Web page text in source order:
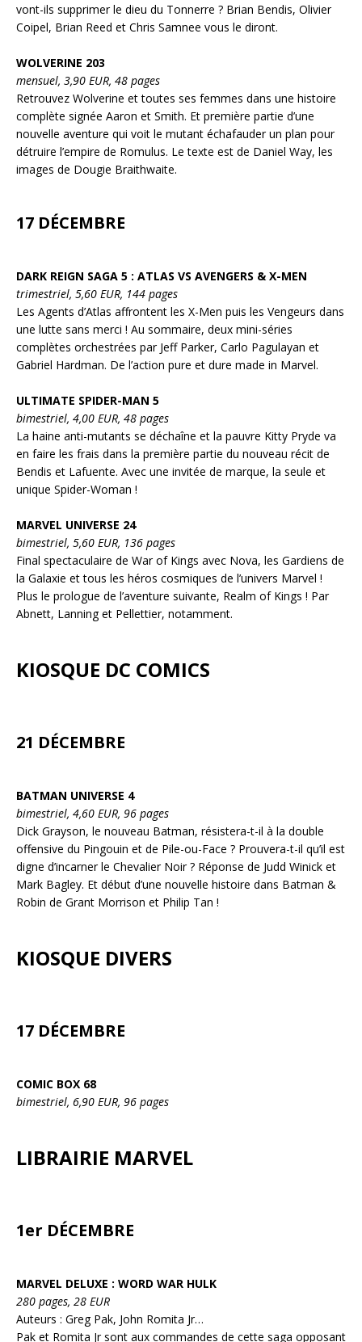
vont-ils supprimer le dieu du Tonnerre ? Brian Bendis, Olivier
Coipel, Brian Reed et Chris Samnee vous le diront.
WOLVERINE 203
mensuel, 3,90 EUR, 48 pages
Retrouvez Wolverine et toutes ses femmes dans une histoire
complète signée Aaron et Smith. Et première partie d’une
nouvelle aventure qui voit le mutant échafauder un plan pour
détruire l’empire de Romulus. Le texte est de Daniel Way, les
images de Dougie Braithwaite.
17 DÉCEMBRE
DARK REIGN SAGA 5 : ATLAS VS AVENGERS & X-MEN
trimestriel, 5,60 EUR, 144 pages
Les Agents d’Atlas affrontent les X-Men puis les Vengeurs dans
une lutte sans merci ! Au sommaire, deux mini-séries
complètes orchestrées par Jeff Parker, Carlo Pagulayan et
Gabriel Hardman. De l’action pure et dure made in Marvel.
ULTIMATE SPIDER-MAN 5
bimestriel, 4,00 EUR, 48 pages
La haine anti-mutants se déchaîne et la pauvre Kitty Pryde va
en faire les frais dans la première partie du nouveau récit de
Bendis et Lafuente. Avec une invitée de marque, la seule et
unique Spider-Woman !
MARVEL UNIVERSE 24
bimestriel, 5,60 EUR, 136 pages
Final spectaculaire de War of Kings avec Nova, les Gardiens de
la Galaxie et tous les héros cosmiques de l’univers Marvel !
Plus le prologue de l’aventure suivante, Realm of Kings ! Par
Abnett, Lanning et Pellettier, notamment.
KIOSQUE DC COMICS
21 DÉCEMBRE
BATMAN UNIVERSE 4
bimestriel, 4,60 EUR, 96 pages
Dick Grayson, le nouveau Batman, résistera-t-il à la double
offensive du Pingouin et de Pile-ou-Face ? Prouvera-t-il qu’il est
digne d’incarner le Chevalier Noir ? Réponse de Judd Winick et
Mark Bagley. Et début d’une nouvelle histoire dans Batman &
Robin de Grant Morrison et Philip Tan !
KIOSQUE DIVERS
17 DÉCEMBRE
COMIC BOX 68
bimestriel, 6,90 EUR, 96 pages
LIBRAIRIE MARVEL
1er DÉCEMBRE
MARVEL DELUXE : WORD WAR HULK
280 pages, 28 EUR
Auteurs : Greg Pak, John Romita Jr…
Pak et Romita Jr sont aux commandes de cette saga opposant